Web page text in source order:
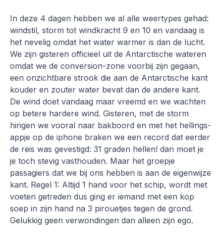
In deze 4 dagen hebben we al alle weertypes gehad:
windstil, storm tot windkracht 9 en 10 en vandaag is
het nevelig omdat het water warmer is dan de lucht.
We zijn gisteren officieel uit de Antarctische wateren
omdat we de conversion-zone voorbij zijn gegaan,
een onzichtbare strook die aan de Antarctische kant
kouder en zouter water bevat dan de andere kant.
De wind doet vandaag maar vreemd en we wachten
op betere hardere wind. Gisteren, met de storm
hingen we vooral naar bakboord en met het hellings-
appje op de iphone braken we een record dat eerder
de reis was gevestigd: 31 graden hellen! dan moet je
je toch stevig vasthouden. Maar het groepje
passagiers dat we bij ons hebben is aan de eigenwijze
kant. Regel 1: Altijd 1 hand voor het schip, wordt met
voeten getreden dus ging er iemand met een kop
soep in zijn hand na 3 pirouetjes tegen de grond.
Gelukkig geen verwondingen dan alleen zijn ego.